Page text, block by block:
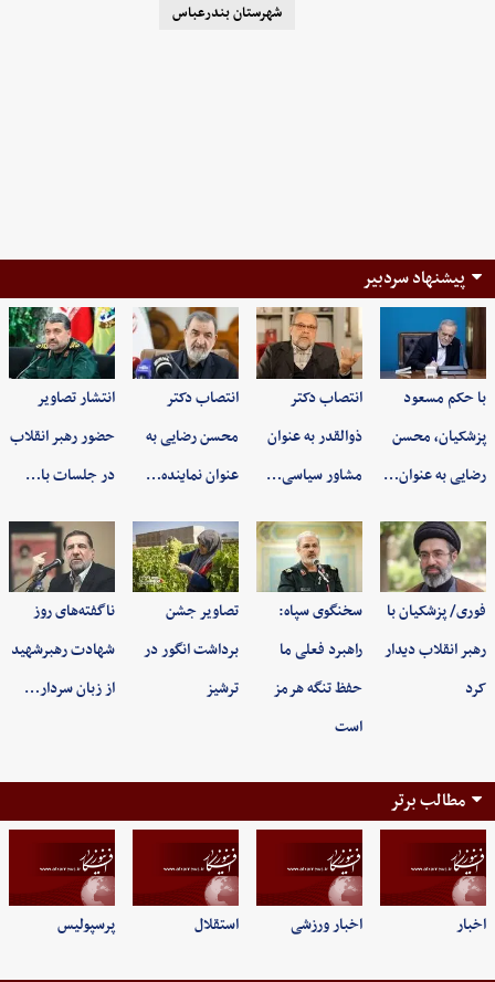
شهرستان بندرعباس
پیشنهاد سردبیر
با حکم مسعود
پزشکیان، محسن
رضایی به عنوان…
انتصاب دکتر
ذوالقدر به عنوان
مشاور سیاسی…
انتصاب دکتر
محسن رضایی به
عنوان نماینده…
انتشار تصاویر
حضور رهبر انقلاب
در جلسات با…
فوری/ پزشکیان با
رهبر انقلاب دیدار
کرد
سخنگوی سپاه:
راهبرد فعلی ما
حفظ تنگه هرمز
است
تصاویر جشن
برداشت انگور در
ترشیز
ناگفته‌های روز
شهادت رهبرشهید
از زبان سردار…
مطالب برتر
اخبار اخبار ورزشی استقلال پرسپولیس